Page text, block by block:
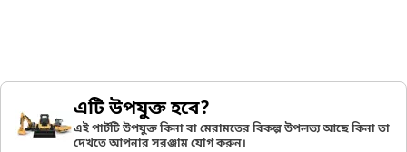
এটি উপযুক্ত হবে?
এই পার্টটি উপযুক্ত কিনা বা মেরামতের বিকল্প উপলভ্য আছে কিনা তা
দেখতে আপনার সরঞ্জাম যোগ করুন।